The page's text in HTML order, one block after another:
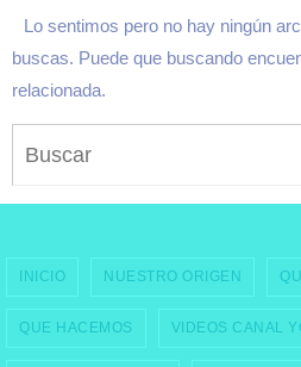
Lo sentimos pero no hay ningún
buscas. Puede que buscando
relacionada.
INICIO NUESTRO ORIGEN
QUE HACEMOS VIDEOS CANAL